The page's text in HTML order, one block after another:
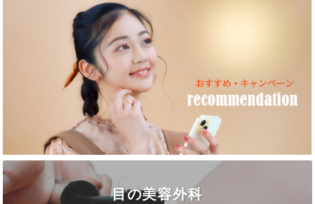
目の美容外科